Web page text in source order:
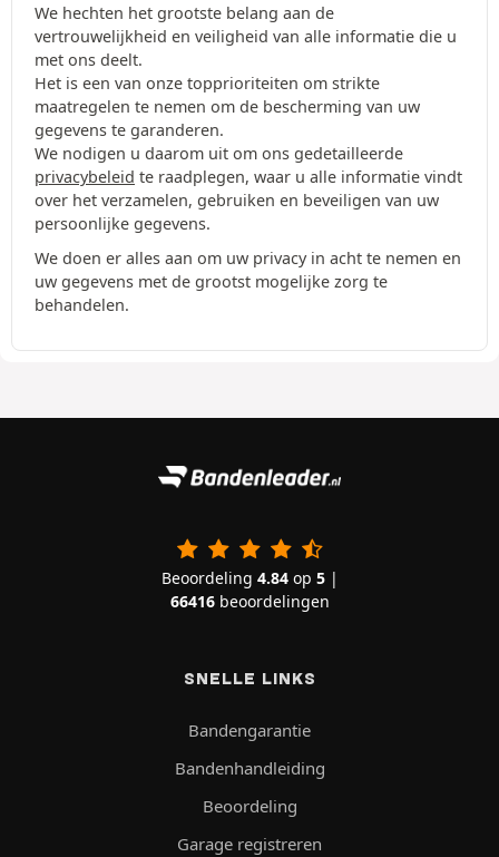
We hechten het grootste belang aan de
vertrouwelijkheid en veiligheid van alle informatie die u
met ons deelt.
Het is een van onze topprioriteiten om strikte
maatregelen te nemen om de bescherming van uw
gegevens te garanderen.
We nodigen u daarom uit om ons gedetailleerde
privacybeleid te raadplegen, waar u alle informatie vindt
over het verzamelen, gebruiken en beveiligen van uw
persoonlijke gegevens.
We doen er alles aan om uw privacy in acht te nemen en
uw gegevens met de grootst mogelijke zorg te
behandelen.
Beoordeling 4.84op 5|
66416beoordelingen
SNELLE LINKS
Bandengarantie
Bandenhandleiding
Beoordeling
Garage registreren